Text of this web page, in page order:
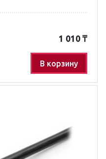
1 010 ₸
В корзину